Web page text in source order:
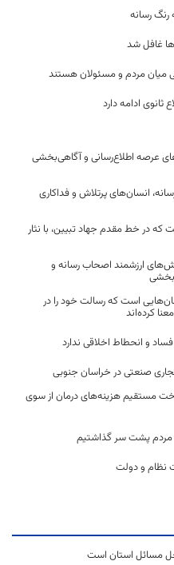
رنگ رسانه
غافل شد
میان مردم و مسئولان هستند
ادامه دارد
عرصه اطلاع‌رسانی و آگاهی‌بخشی
انسان‌های پرتلاش و فداکاری
که در خط مقدم جهاد تبیین، با نثار
ارزشمند اصحاب رسانه و
است که رسالت خود را در
کرده‌اند
و انحطاط اخلاقی ندارد
صنعتی در خراسان جنوبی
مستقیم هزینه‌های درمان از سوی
مردم پشت سر گذاشتیم
نظام و دولت
مسائل استان است